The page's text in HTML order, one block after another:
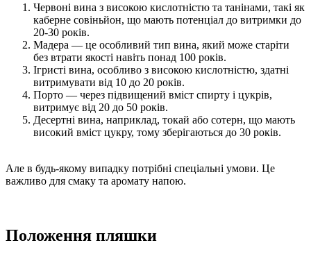
Червоні вина з високою кислотністю та танінами, такі як
каберне совіньйон, що мають потенціал до витримки до
20-30 років.
Мадера — це особливий тип вина, який може старіти
без втрати якості навіть понад 100 років.
Ігристі вина, особливо з високою кислотністю, здатні
витримувати від 10 до 20 років.
Порто — через підвищений вміст спирту і цукрів,
витримує від 20 до 50 років.
Десертні вина, наприклад, токай або сотерн, що мають
високий вміст цукру, тому зберігаються до 30 років.
Але в будь-якому випадку потрібні спеціальні умови. Це
важливо для смаку та аромату напою.
Положення пляшки